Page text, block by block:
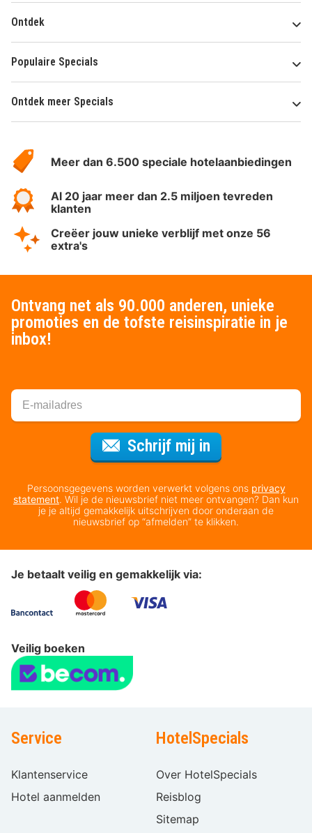
Ontdek
Populaire Specials
Ontdek meer Specials
HotelSpecials
Meer dan 6.500 speciale hotelaanbiedingen
Al 20 jaar meer dan 2.5 miljoen tevreden
klanten
Creëer jouw unieke verblijf met onze 56
extra's
Ontvang net als 90.000 anderen, unieke
promoties en de tofste reisinspiratie in je
inbox!
Schrijf mij in
Persoonsgegevens worden verwerkt volgens ons privacy
statement. Wil je de nieuwsbrief niet meer ontvangen? Dan kun
je je altijd gemakkelijk uitschrijven door onderaan de
nieuwsbrief op “afmelden” te klikken.
Je betaalt veilig en gemakkelijk via:
Veilig boeken
Service
Klantenservice
Hotel aanmelden
HotelSpecials
Over HotelSpecials
Reisblog
Sitemap